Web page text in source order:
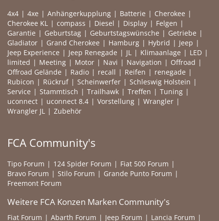
4x4 4xe Anhängerkupplung Batterie
Cherokee
Cherokee KL
compass Diesel Display
Felgen
Garantie
Geburtstag Geburtstagswünsche
Getriebe
Gladiator
Grand Cherokee Hamburg Hybrid
Jeep
Jeep Experience
Jeep Renegade JL Klimaanlage
LED
limited
Meeting Motor Navi Navigation
Offroad
Offroad Gelände
Radio recall Reifen
renegade
Rubicon
Rückruf Scheinwerfer
Schleswig Holstein
Service
Stammtisch Trailhawk Treffen
Tuning
uconnect
uconnect 8.4 Vorstellung
Wrangler
Wrangler JL
Zubehör
FCA Community's
Tipo Forum 124 Spider Forum
Fiat 500 Forum
Bravo Forum
Stilo Forum
Grande Punto Forum
Freemont Forum
Weitere FCA Konzen Marken Community's
Fiat Forum Abarth Forum Jeep Forum Lancia Forum